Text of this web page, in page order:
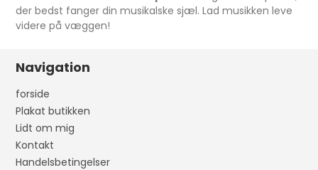
der bedst fanger din musikalske sjæl. Lad musikken leve
videre på væggen!
Navigation
forside
Plakat butikken
Lidt om mig
Kontakt
Handelsbetingelser